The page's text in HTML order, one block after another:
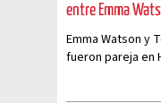
entre Emma
Emma Watson y
fueron pareja en